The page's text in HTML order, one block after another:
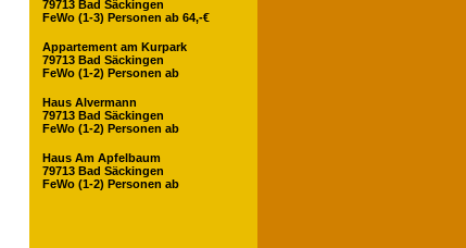
79713 Bad Säckingen
FeWo (1-3) Personen ab 64,-€
Appartement am Kurpark
79713 Bad Säckingen
FeWo (1-2) Personen ab
Haus Alvermann
79713 Bad Säckingen
FeWo (1-2) Personen ab
Haus Am Apfelbaum
79713 Bad Säckingen
FeWo (1-2) Personen ab